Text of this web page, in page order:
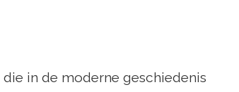
in de moderne geschiedenis